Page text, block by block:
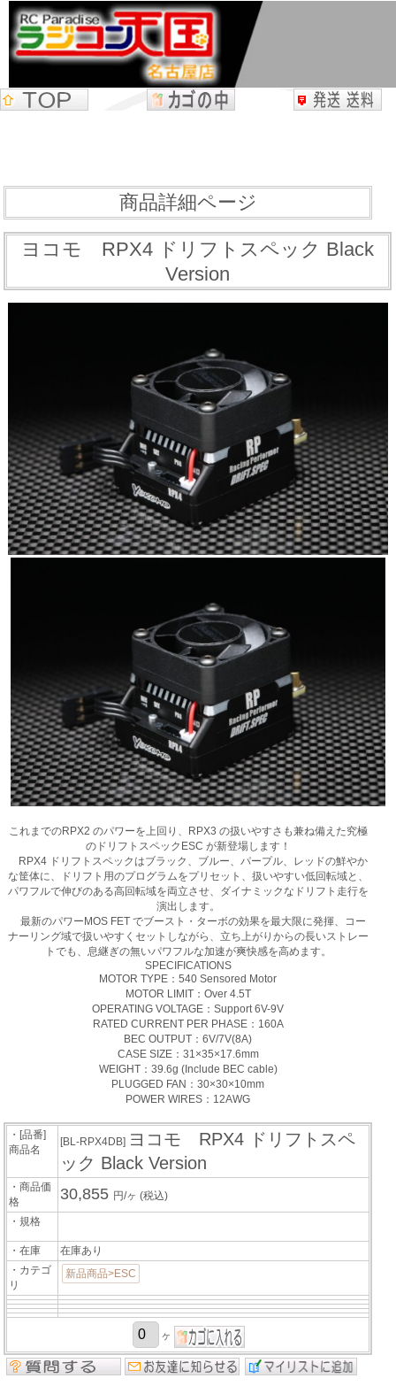
商品詳細ページ
ヨコモ RPX4 ドリフトスペック Black
Version
これまでのRPX2 のパワーを上回り、RPX3 の扱いやすさも兼ね備えた究極
のドリフトスペックESC が新登場します！
RPX4 ドリフトスペックはブラック、ブルー、パープル、レッドの鮮やか
な筐体に、ドリフト用のプログラムをプリセット、扱いやすい低回転域と、
パワフルで伸びのある高回転域を両立させ、ダイナミックなドリフト走行を
演出します。
最新のパワーMOS FET でブースト・ターボの効果を最大限に発揮、コー
ナーリング域で扱いやすくセットしながら、立ち上がりからの長いストレー
トでも、息継ぎの無いパワフルな加速が爽快感を高めます。
SPECIFICATIONS
MOTOR TYPE：540 Sensored Motor
MOTOR LIMIT：Over 4.5T
OPERATING VOLTAGE：Support 6V-9V
RATED CURRENT PER PHASE：160A
BEC OUTPUT：6V/7V(8A)
CASE SIZE：31×35×17.6mm
WEIGHT：39.6g (Include BEC cable)
PLUGGED FAN：30×30×10mm
POWER WIRES：12AWG
・[品番]
商品名
[BL-RPX4DB] ヨコモ RPX4 ドリフトスペ
ック Black Version
・商品価
格
30,855 円/ヶ(税込)
・規格
・在庫
在庫あり
・カテゴ
リ
新品商品>ESC
ヶ